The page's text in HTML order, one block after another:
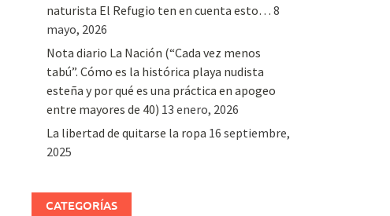
naturista El Refugio ten en cuenta esto… 8
mayo, 2026
Nota diario La Nación (“Cada vez menos
tabú”. Cómo es la histórica playa nudista
esteña y por qué es una práctica en apogeo
entre mayores de 40) 13 enero, 2026
La libertad de quitarse la ropa 16 septiembre,
2025
CATEGORÍAS